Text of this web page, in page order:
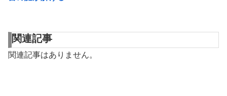
関連記事
関連記事はありません。